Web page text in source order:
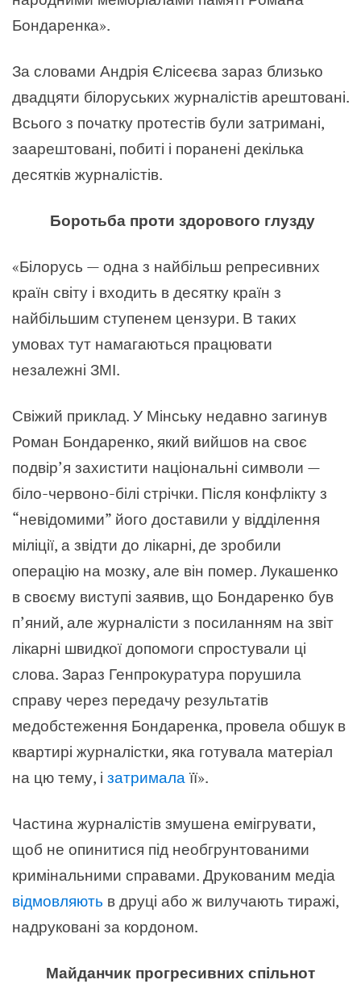
Бондаренка».
За словами Андрія Єлісеєва зараз близько
двадцяти білоруських журналістів арештовані.
Всього з початку протестів були затримані,
заарештовані, побиті і поранені декілька
десятків журналістів.
Боротьба проти здорового глузду
«Білорусь — одна з найбільш репресивних
країн світу і входить в десятку країн з
найбільшим ступенем цензури. В таких
умовах тут намагаються працювати
незалежні ЗМІ.
Свіжий приклад. У Мінську недавно загинув
Роман Бондаренко, який вийшов на своє
подвір’я захистити національні символи —
біло-червоно-білі стрічки. Після конфлікту з
“невідомими” його доставили у відділення
міліції, а звідти до лікарні, де зробили
операцію на мозку, але він помер. Лукашенко
в своєму виступі заявив, що Бондаренко був
п’яний, але журналісти з посиланням на звіт
лікарні швидкої допомоги спростували ці
слова. Зараз Генпрокуратура порушила
справу через передачу результатів
медобстеження Бондаренка, провела обшук в
квартирі журналістки, яка готувала матеріал
на цю тему, і затримала її».
Частина журналістів змушена емігрувати,
щоб не опинитися під необгрунтованими
кримінальними справами. Друкованим медіа
відмовляють в друці або ж вилучають тиражі,
надруковані за кордоном.
Майданчик прогресивних спільнот